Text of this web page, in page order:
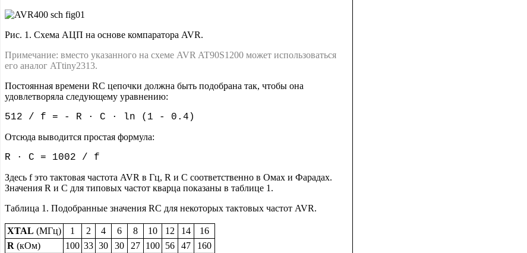
Рис. 1. Схема АЦП на основе компаратора AVR.
Примечание: вместо указанного на схеме AVR AT90S1200 может использоваться
его аналог ATtiny2313.
Постоянная времени RC цепочки должна быть подобрана так, чтобы она
удовлетворяла следующему уравнению:
512 / f = - R · C · ln (1 - 0.4)
Отсюда выводится простая формула:
R · C = 1002 / f
Здесь f это тактовая частота AVR в Гц, R и C соответственно в Омах и Фарадах.
Значения R и C для типовых частот кварца показаны в таблице 1.
Таблица 1. Подобранные значения RC для некоторых тактовых частот AVR.
XTAL (МГц) 1 2 4 6 8 10 12 14
16
R (кОм) 100 33 30 30 27 100 56 47
160